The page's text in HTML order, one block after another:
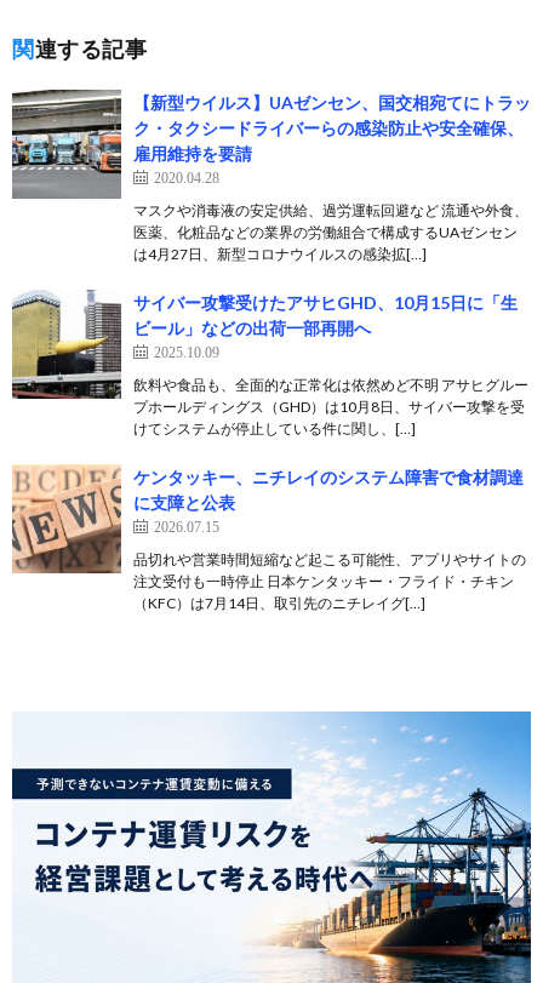
関連する記事
【新型ウイルス】UAゼンセン、国交相宛てにトラッ
ク・タクシードライバーらの感染防止や安全確保、
雇用維持を要請
2020.04.28
マスクや消毒液の安定供給、過労運転回避など 流通や外食、
医薬、化粧品などの業界の労働組合で構成するUAゼンセン
は4月27日、新型コロナウイルスの感染拡[…]
サイバー攻撃受けたアサヒGHD、10月15日に「生
ビール」などの出荷一部再開へ
2025.10.09
飲料や食品も、全面的な正常化は依然めど不明 アサヒグルー
プホールディングス（GHD）は10月8日、サイバー攻撃を受
けてシステムが停止している件に関し、[…]
ケンタッキー、ニチレイのシステム障害で食材調達
に支障と公表
2026.07.15
品切れや営業時間短縮など起こる可能性、アプリやサイトの
注文受付も一時停止 日本ケンタッキー・フライド・チキン
（KFC）は7月14日、取引先のニチレイグ[…]